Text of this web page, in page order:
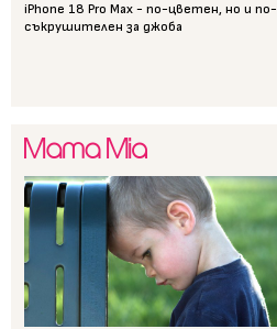
iPhone 18 Pro Max - по-цветен, но и по-
съкрушителен за джоба